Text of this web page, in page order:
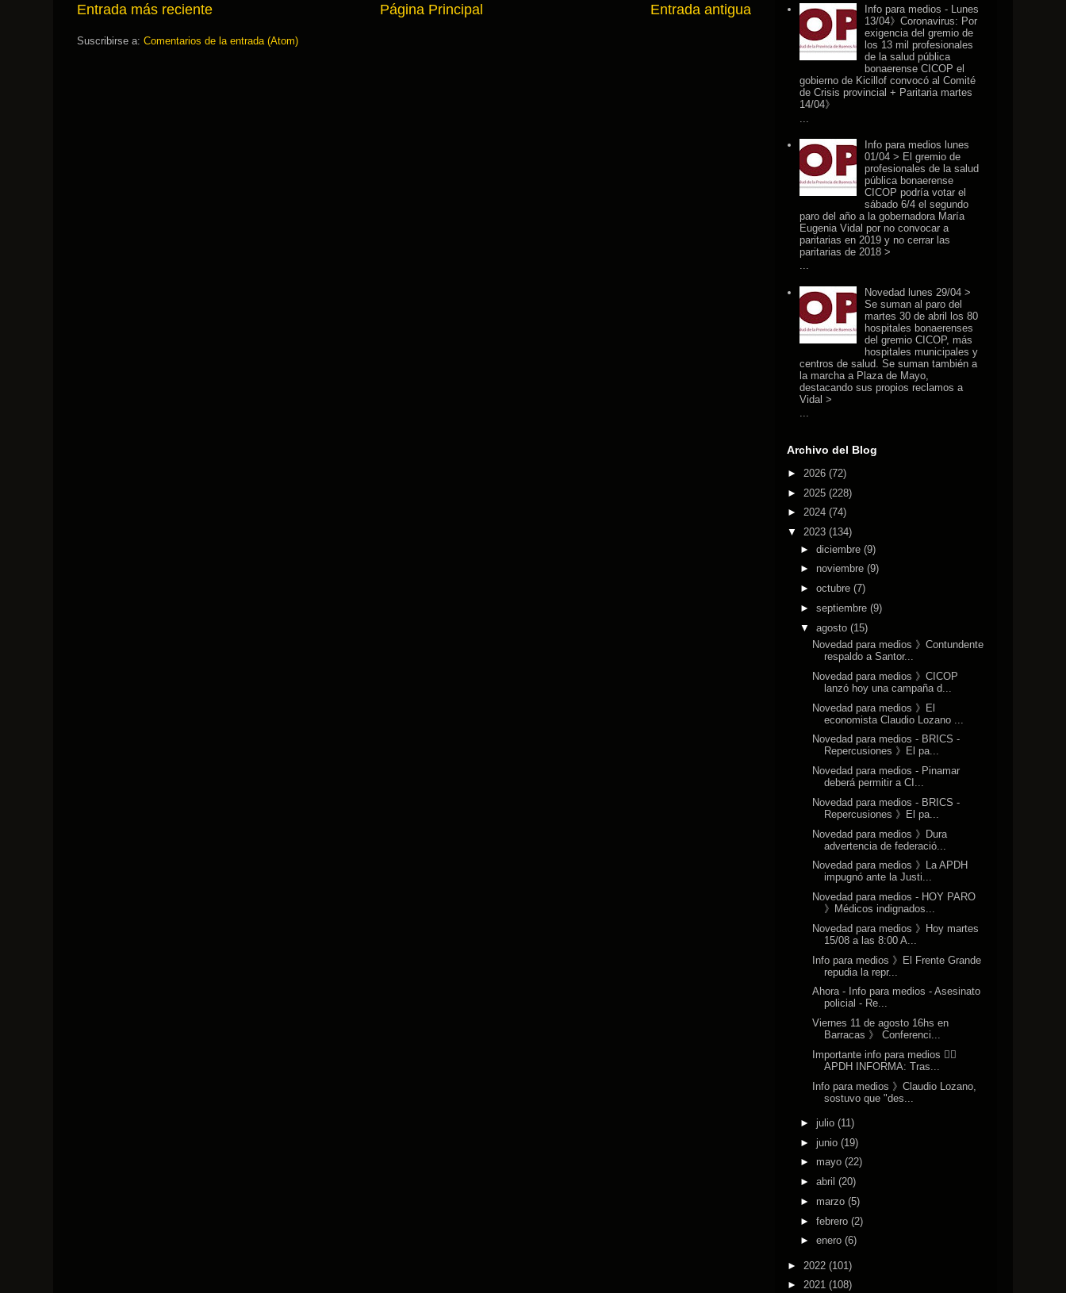
Entrada más reciente Entrada antigua
Página Principal
Suscribirse a: Comentarios de la entrada (Atom)
Info para medios - Lunes
13/04》Coronavirus: Por
exigencia del gremio de
los 13 mil profesionales
de la salud pública
bonaerense CICOP el
gobierno de Kicillof convocó al Comité
de Crisis provincial + Paritaria martes
14/04》
Info para medios lunes
01/04 > El gremio de
profesionales de la salud
pública bonaerense
CICOP podría votar el
sábado 6/4 el segundo
paro del año a la gobernadora María
Eugenia Vidal por no convocar a
paritarias en 2019 y no cerrar las
paritarias de 2018 >
...
Novedad lunes 29/04 >
Se suman al paro del
martes 30 de abril los 80
hospitales bonaerenses
del gremio CICOP, más
hospitales municipales y
centros de salud. Se suman también a
la marcha a Plaza de Mayo,
destacando sus propios reclamos a
Vidal >
...
Archivo del Blog
► 2026 (72)
► 2025 (228)
► 2024 (74)
▼ 2023 (134)
► diciembre (9)
► noviembre (9)
► octubre (7)
► septiembre (9)
▼ agosto (15)
Novedad para medios 》Contundente
respaldo a Santor...
Novedad para medios 》CICOP
lanzó hoy una campaña d...
Novedad para medios 》El
economista Claudio Lozano ...
Novedad para medios - BRICS -
Repercusiones 》El pa...
Novedad para medios - Pinamar
deberá permitir a CI...
Novedad para medios - BRICS -
Repercusiones 》El pa...
Novedad para medios 》Dura
advertencia de federació...
Novedad para medios 》La APDH
impugnó ante la Justi...
Novedad para medios - HOY PARO
》Médicos indignados...
Novedad para medios 》Hoy martes
15/08 a las 8:00 A...
Info para medios 》El Frente Grande
repudia la repr...
Ahora - Info para medios - Asesinato
policial - Re...
Viernes 11 de agosto 16hs en
Barracas 》 Conferenci...
Importante info para medios 👉🏽
APDH INFORMA: Tras...
Info para medios 》Claudio Lozano,
sostuvo que "des...
► julio (11)
► junio (19)
► mayo (22)
► abril (20)
► marzo (5)
► febrero (2)
► enero (6)
► 2022 (101)
► 2021 (108)